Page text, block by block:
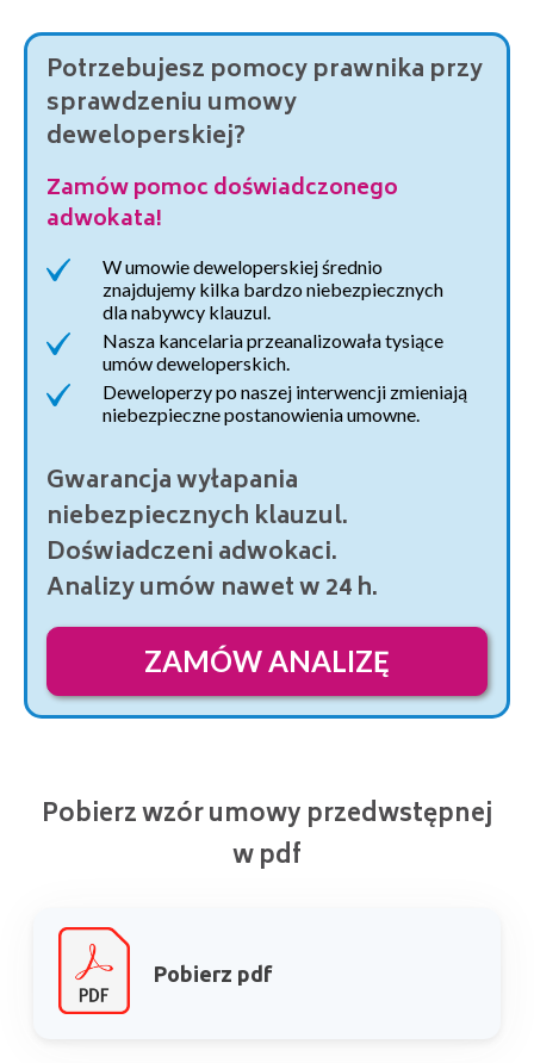
Potrzebujesz pomocy prawnika przy
sprawdzeniu umowy
deweloperskiej?
Zamów pomoc doświadczonego
adwokata!
W umowie deweloperskiej średnio
znajdujemy kilka bardzo niebezpiecznych
dla nabywcy klauzul.
Nasza kancelaria przeanalizowała tysiące
umów deweloperskich.
Deweloperzy po naszej interwencji zmieniają
niebezpieczne postanowienia umowne.
Gwarancja wyłapania
niebezpiecznych klauzul.
Doświadczeni adwokaci.
Analizy umów nawet w 24 h.
ZAMÓW ANALIZĘ
Pobierz wzór umowy przedwstępnej
w pdf
Pobierz pdf